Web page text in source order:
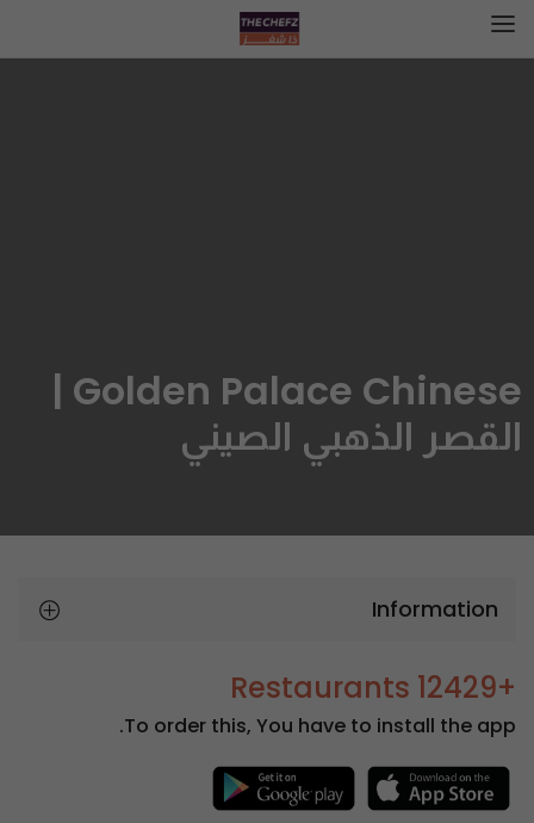
Golden Palace Chinese |
القصر الذهبي الصيني
Information
+12429 Restaurants
To order this, You have to install the app.